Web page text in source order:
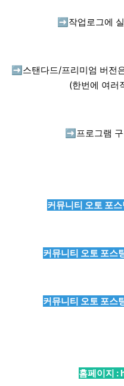
➡️ 작업로그에
➡️ 스탠다드/프리미엄 버전
(한번에 여러
➡️ 프로그램
커뮤니티 오토 포
커뮤니티 오토 포스
커뮤니티 오토 포스
홈페이지 :